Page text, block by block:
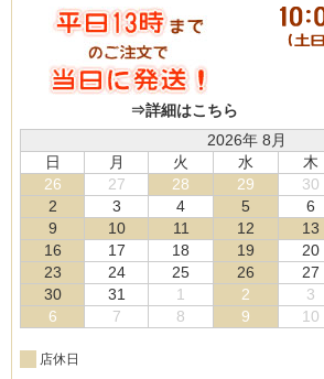
⇒詳細はこちら
2026年 8月
日
月 火 水 木
26
27 28 29 30
2
3 4 5 6
9
10 11 12 13
16
17 18 19 20
23
24 25 26 27
30
31 1 2 3
6
7 8 9 10
店休日